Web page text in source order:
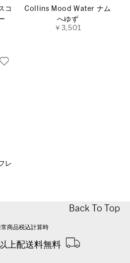
コ
Collins Mood Water ナム
へゆず
￥3,501
レ
Back To Top
商品税込計算時
上配送料無料